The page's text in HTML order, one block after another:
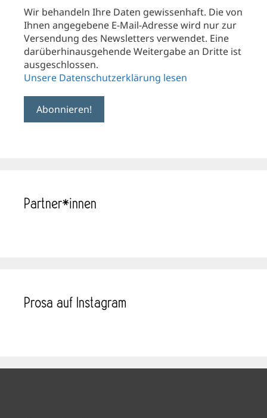
Wir behandeln Ihre Daten gewissenhaft. Die von
Ihnen angegebene E-Mail-Adresse wird nur zur
Versendung des Newsletters verwendet. Eine
darüberhinausgehende Weitergabe an Dritte ist
ausgeschlossen.
Unsere Datenschutzerklärung lesen
Partner*innen
Prosa auf Instagram